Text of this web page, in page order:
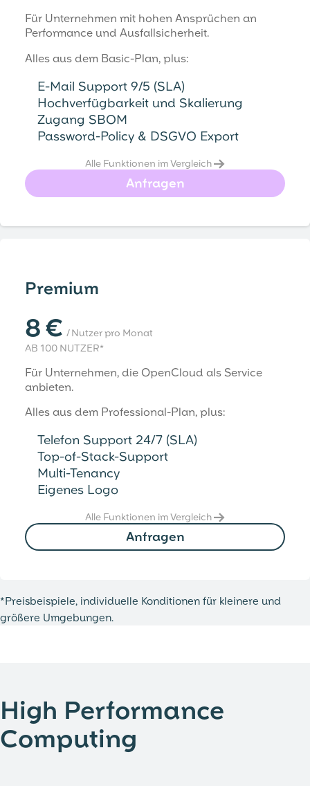
Für Unternehmen mit hohen Ansprüchen an
Performance und Ausfallsicherheit.
Alles aus dem Basic-Plan, plus:
E-Mail Support 9/5 (SLA)
Hochverfügbarkeit und Skalierung
Zugang SBOM
Password-Policy & DSGVO Export
Alle Funktionen im Vergleich →
Anfragen
Premium
8 € / Nutzer pro Monat
AB 100 NUTZER*
Für Unternehmen, die OpenCloud als Service
anbieten.
Alles aus dem Professional-Plan, plus:
Telefon Support 24/7 (SLA)
Top-of-Stack-Support
Multi-Tenancy
Eigenes Logo
Alle Funktionen im Vergleich →
Anfragen
*Preisbeispiele, individuelle Konditionen für kleinere und
größere Umgebungen.
High Performance
Computing